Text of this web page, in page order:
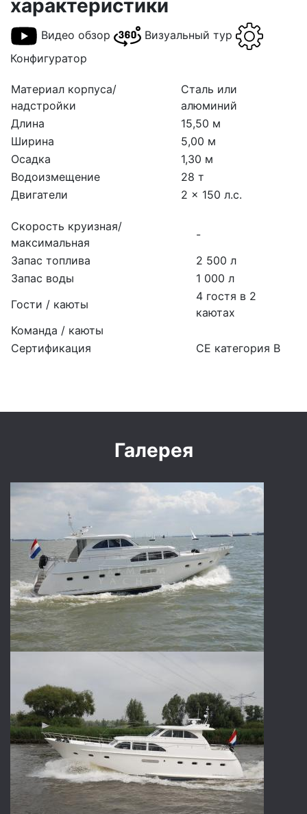
характеристики
Видео обзор
Визуальный тур
Конфигуратор
Материал корпуса/
надстройки
Сталь или
алюминий
Длина
15,50 м
Ширина
5,00 м
Осадка
1,30 м
Водоизмещение
28 т
Двигатели
2 x 150 л.с.
Скорость круизная/
максимальная
-
Запас топлива
2 500 л
Запас воды
1 000 л
Гости / каюты
4 гостя в 2
каютах
Команда / каюты
Сертификация
CE категория В
Галерея